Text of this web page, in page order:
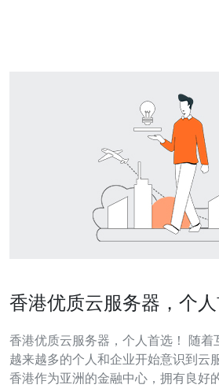
香港优质云服务器，个人
香港优质云服务器，个人首选！ 随着互联网的迅速发展，
越来越多的个人和企业开始意识到云
香港作为亚洲的金融中心，拥有良好